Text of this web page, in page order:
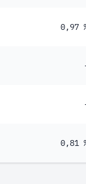
0,97
0,81